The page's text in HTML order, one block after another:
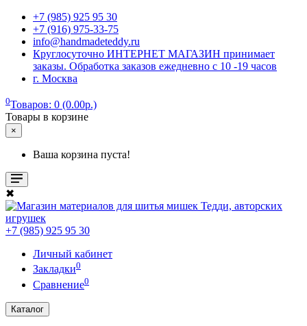
+7 (985) 925 95 30
+7 (916) 975-33-75
info@handmadeteddy.ru
Круглосуточно ИНТЕРНЕТ МАГАЗИН принимает
заказы. Обработка заказов ежедневно с 10 -19 часов
г. Москва
0Товаров: 0 (0.00р.)
Товары в корзине
×
Ваша корзина пуста!
✖
+7 (985) 925 95 30
Личный кабинет
Закладки0
Сравнение0
Каталог